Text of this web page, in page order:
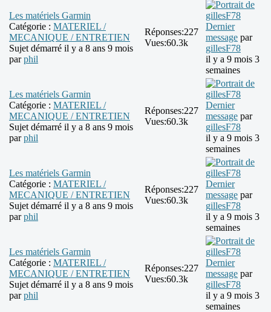
Les matériels Garmin
Catégorie : MATERIEL /
MECANIQUE / ENTRETIEN
Sujet démarré il y a 8 ans 9 mois
parphil
Réponses:227
Vues:60.3k
Dernier
message par
gillesF78
il y a 9 mois 3
semaines
Les matériels Garmin
Catégorie : MATERIEL /
MECANIQUE / ENTRETIEN
Sujet démarré il y a 8 ans 9 mois
parphil
Réponses:227
Vues:60.3k
Dernier
message par
gillesF78
il y a 9 mois 3
semaines
Les matériels Garmin
Catégorie : MATERIEL /
MECANIQUE / ENTRETIEN
Sujet démarré il y a 8 ans 9 mois
parphil
Réponses:227
Vues:60.3k
Dernier
message par
gillesF78
il y a 9 mois 3
semaines
Les matériels Garmin
Catégorie : MATERIEL /
MECANIQUE / ENTRETIEN
Sujet démarré il y a 8 ans 9 mois
parphil
Réponses:227
Vues:60.3k
Dernier
message par
gillesF78
il y a 9 mois 3
semaines